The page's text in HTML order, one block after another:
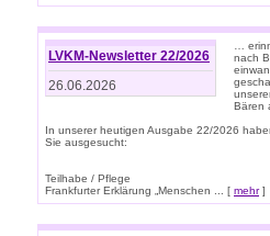
LVKM-Newsletter 22/2026
26.06.2026
…
nach
Bären
In unserer heutigen Ausgabe 22/2026
Sie ausgesucht:
Teilhabe / Pflege
Frankfurter Erklärung „Menschen ... [ mehr]